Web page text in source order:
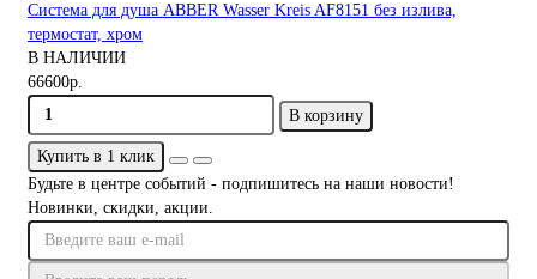
Система для душа ABBER Wasser Kreis AF8151 без излива,
термостат, хром
В НАЛИЧИИ
66600р.
В корзину
Купить в 1 клик
Будьте в центре событий - подпишитесь на наши новости!
Новинки, скидки, акции.